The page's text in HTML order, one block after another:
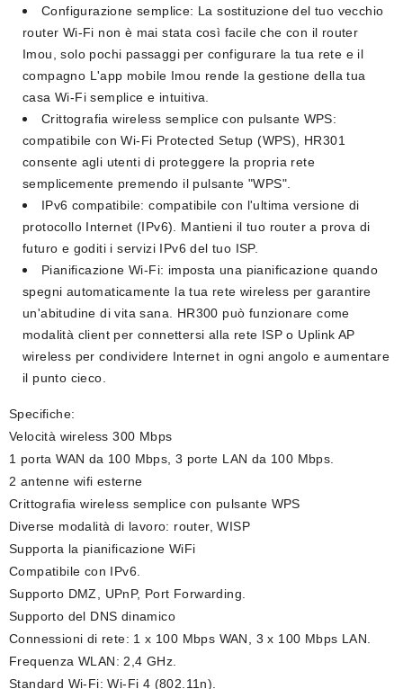
Configurazione semplice: La sostituzione del tuo vecchio
router Wi-Fi non è mai stata così facile che con il router
Imou, solo pochi passaggi per configurare la tua rete e il
compagno L'app mobile Imou rende la gestione della tua
casa Wi-Fi semplice e intuitiva.
Crittografia wireless semplice con pulsante WPS:
compatibile con Wi-Fi Protected Setup (WPS), HR301
consente agli utenti di proteggere la propria rete
semplicemente premendo il pulsante "WPS".
IPv6 compatibile: compatibile con l'ultima versione di
protocollo Internet (IPv6). Mantieni il tuo router a prova di
futuro e goditi i servizi IPv6 del tuo ISP.
Pianificazione Wi-Fi: imposta una pianificazione quando
spegni automaticamente la tua rete wireless per garantire
un'abitudine di vita sana. HR300 può funzionare come
modalità client per connettersi alla rete ISP o Uplink AP
wireless per condividere Internet in ogni angolo e aumentare
il punto cieco.
Specifiche:
Velocità wireless 300 Mbps
1 porta WAN da 100 Mbps, 3 porte LAN da 100 Mbps.
2 antenne wifi esterne
Crittografia wireless semplice con pulsante WPS
Diverse modalità di lavoro: router, WISP
Supporta la pianificazione WiFi
Compatibile con IPv6.
Supporto DMZ, UPnP, Port Forwarding.
Supporto del DNS dinamico
Connessioni di rete: 1 x 100 Mbps WAN, 3 x 100 Mbps LAN.
Frequenza WLAN: 2,4 GHz.
Standard Wi-Fi: Wi-Fi 4 (802.11n).